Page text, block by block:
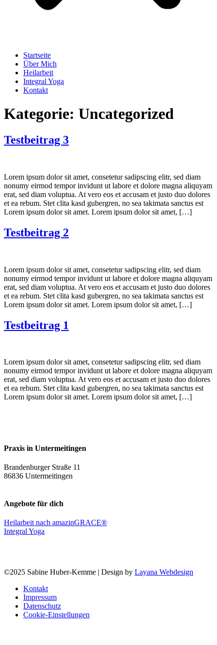
Startseite
Über Mich
Heilarbeit
Integral Yoga
Kontakt
Kategorie: Uncategorized
Testbeitrag 3
Lorem ipsum dolor sit amet, consetetur sadipscing elitr, sed diam
nonumy eirmod tempor invidunt ut labore et dolore magna aliquyam
erat, sed diam voluptua. At vero eos et accusam et justo duo dolores
et ea rebum. Stet clita kasd gubergren, no sea takimata sanctus est
Lorem ipsum dolor sit amet. Lorem ipsum dolor sit amet, […]
Testbeitrag 2
Lorem ipsum dolor sit amet, consetetur sadipscing elitr, sed diam
nonumy eirmod tempor invidunt ut labore et dolore magna aliquyam
erat, sed diam voluptua. At vero eos et accusam et justo duo dolores
et ea rebum. Stet clita kasd gubergren, no sea takimata sanctus est
Lorem ipsum dolor sit amet. Lorem ipsum dolor sit amet, […]
Testbeitrag 1
Lorem ipsum dolor sit amet, consetetur sadipscing elitr, sed diam
nonumy eirmod tempor invidunt ut labore et dolore magna aliquyam
erat, sed diam voluptua. At vero eos et accusam et justo duo dolores
et ea rebum. Stet clita kasd gubergren, no sea takimata sanctus est
Lorem ipsum dolor sit amet. Lorem ipsum dolor sit amet, […]
Praxis in Untermeitingen
Brandenburger Straße 11
86836 Untermeitingen
Angebote für dich
Heilarbeit nach amazinGRACE®
Integral Yoga
©2025 Sabine Huber-Kemme | Design by Layana Webdesign
Kontakt
Impressum
Datenschutz
Cookie-Einstellungen